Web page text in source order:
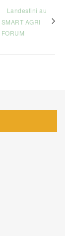
Landestini au
SMART AGRI
FORUM